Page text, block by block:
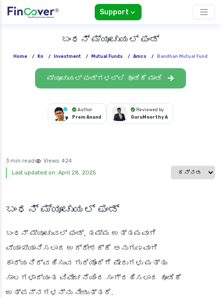
Support
ಬಂಧನ್ ಮ್ಯೂಚುಯಲ್ ಫಂಡ್
Home / Kn / Investment / Mutual Funds / Amcs / Bandhan Mutual Fund
ಮ್ಯೂಚುಯಲ್ ಫಂಡ್‌ಗಳಲ್ಲಿ ಹೂಡಿಕೆ ಮಾಡಿ
Author
Prem Anand
Reviewed by
GuruMoorthy A
3 min read Views: 424
Last updated on: April 28, 2025
Select
ಬಂಧನ್ ಮ್ಯೂಚುಯಲ್ ಫಂಡ್
ಬಂಧನ್ ಮ್ಯೂಚುವಲ್ ಫಂಡ್, ತಮ್ಮ ಉತ್ತಮವಾಗಿ
ವ್ಯಾಖ್ಯಾನಿಸಲಾದ ಉದ್ದೇಶಕ್ಕೆ ಅನುಗುಣವಾಗಿ
ಕಾರ್ಯನಿರ್ವಹಿಸುವ ಗುರಿಯೊಂದಿಗೆ ಷೇರುಗಳು ಮತ್ತು
ಸಾಲಗಳಾದ್ಯಂತ ವಿವೇಚನೆಯಿಂದ ಸಂಗ್ರಹಿಸಲಾದ ಹೂಡಿಕೆ
ಉತ್ಪನ್ನಗಳನ್ನು ನೀಡುತ್ತದೆ.